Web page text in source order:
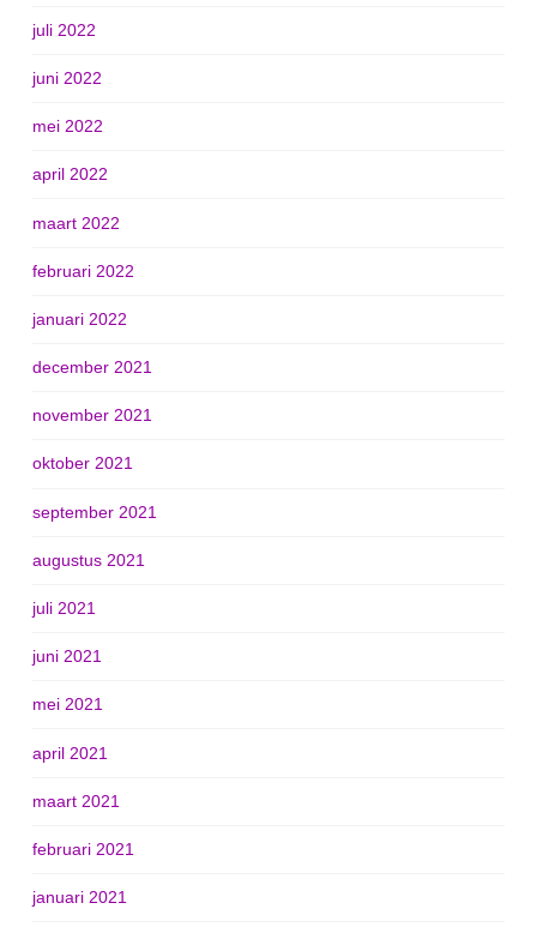
juli 2022
juni 2022
mei 2022
april 2022
maart 2022
februari 2022
januari 2022
december 2021
november 2021
oktober 2021
september 2021
augustus 2021
juli 2021
juni 2021
mei 2021
april 2021
maart 2021
februari 2021
januari 2021